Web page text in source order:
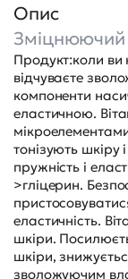
Опис
Зміцнюючий
Продукт:коли ви
відчуваєте
компоненти
еластичною.
тонізують шкіру
пружність і
>гліцерин.
еластичність.
шкіри.
шкіри,
зволожуючим